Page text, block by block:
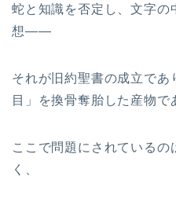
蛇と知識を否定し、文字の
想――
それが旧約聖書の成立であ
目」を換骨奪胎した産物で
ここで問題にされているの
く、